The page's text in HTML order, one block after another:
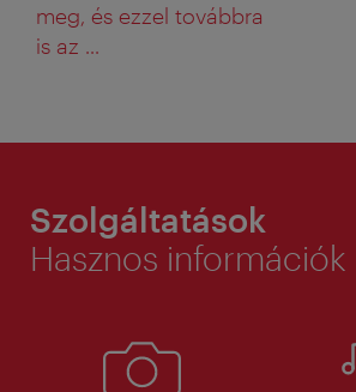
meg, és ezzel továbbra
is az ...
Szolgáltatások
Hasznos információk